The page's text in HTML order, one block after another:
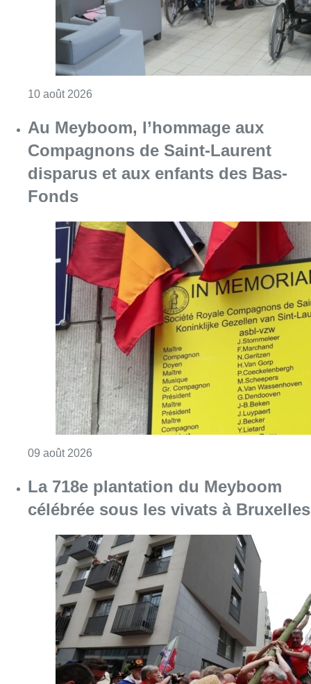
Fonds
09 août 2026 Consulter l'article "Au Meyboom,
La 718e plantation du Meyboom
célébrée sous les vivats à Bruxelles
09 août 2026 Consulter l'article "La 718e plantation du
Partager l'article
Facebook
Twitter WhatsApp
Share
23 juin 2024- 16h19